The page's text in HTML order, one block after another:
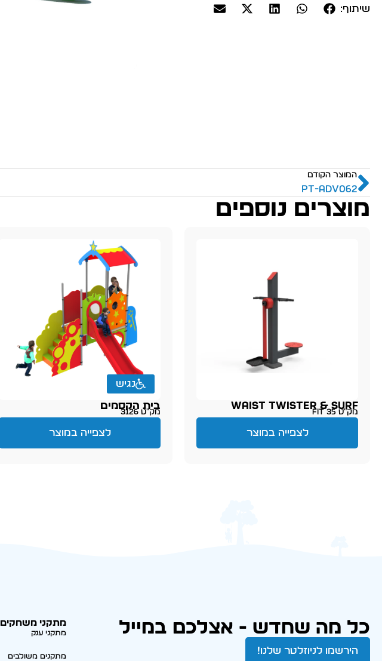
שיתוף:
המוצר הקודם
PT-adv062
מוצרים נוספים
WAIST TWISTER & SURF
מק״ט FIT 35
לצפייה במוצר
נגיש
בית הקסמים
מק״ט 3126
לצפייה במוצר
כל מה שחדש - אצלכם במייל
הירשמו לניוזלטר שלנו!
מתקני משחקים
מתקני ענק
מתקנים משולבים